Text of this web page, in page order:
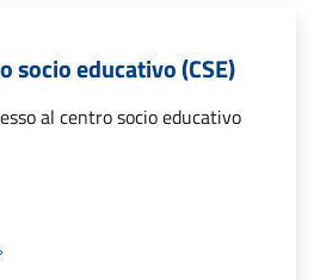
socio educativo (CSE)
al centro socio educativo